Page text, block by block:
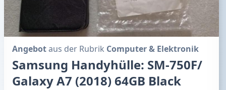
Angebotaus der Rubrik Computer & Elektronik
Samsung Handyhülle: SM-750F/
Galaxy A7 (2018) 64GB Black